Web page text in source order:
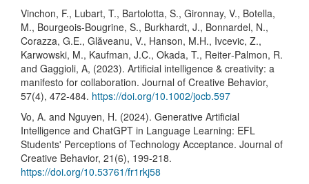
Vinchon, F., Lubart, T., Bartolotta, S., Gironnay, V., Botella,
M., Bourgeois-Bougrine, S., Burkhardt, J., Bonnardel, N.,
Corazza, G.E., Glăveanu, V., Hanson, M.H., Ivcevic, Z.,
Karwowski, M., Kaufman, J.C., Okada, T., Reiter‐Palmon, R.
and Gaggioli, A, (2023). Artificial intelligence & creativity: a
manifesto for collaboration. Journal of Creative Behavior,
57(4), 472-484. https://doi.org/10.1002/jocb.597
Vo, A. and Nguyen, H. (2024). Generative Artificial
Intelligence and ChatGPT in Language Learning: EFL
Students' Perceptions of Technology Acceptance. Journal of
Creative Behavior, 21(6), 199-218.
https://doi.org/10.53761/fr1rkj58